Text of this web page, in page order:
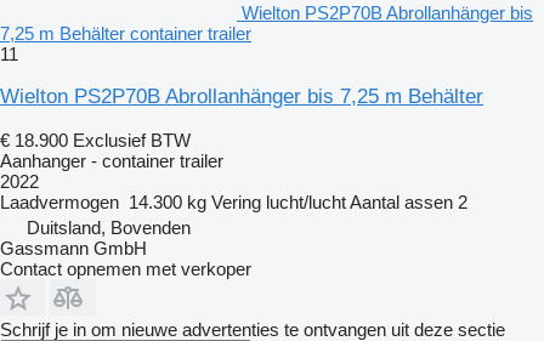
Wielton PS2P70B Abrollanhänger bis
7,25 m Behälter container trailer
11
Wielton PS2P70B Abrollanhänger bis 7,25 m Behälter
€ 18.900 Exclusief BTW
Aanhanger - container trailer
2022
Laadvermogen 14.300 kg Vering lucht/luchtAantal assen 2
Duitsland, Bovenden
Gassmann GmbH
Contact opnemen met verkoper
Schrijf je in om nieuwe advertenties te ontvangen uit deze sectie